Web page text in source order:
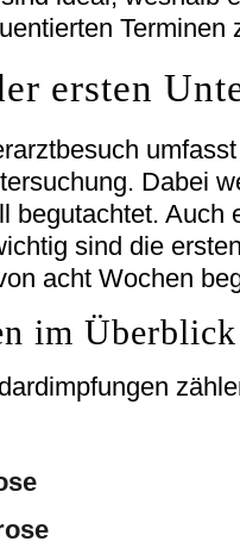
Terminen
ersten
Dabei
begutachtet. Auch
sind die
acht Wochen
im Überblick